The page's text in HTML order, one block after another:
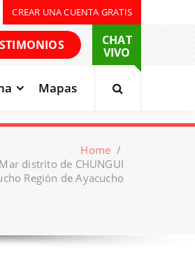
CREAR UNA CUENTA GRATIS
CHAT
VIVO
Mapas
Home /
distrito de CHUNGUI
Región de Ayacucho